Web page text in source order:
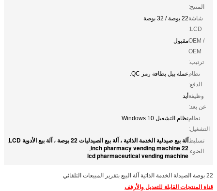
المنتج:
شاشة
LCD:
22 بوصة / 32 بوصة
OEM /
OEM
ترتيب:
مقبول
نظام
الدفع:
عملة بيل بطاقة رمز QC.
وظيفة
عن بعد:
أيد
نظام
التشغيل:
نظام التشغيل Windows 10
تسليط
الضوء:
آلة بيع صيدلية الخدمة الذاتية ، آلة بيع الصيدليات 22 بوصة ، آلة بيع الأدوية LCD ,
22 inch pharmacy vending machine
,
lcd pharmaceutical vending machine
22 بوصة الصيدلة الخدمة الذاتية آلة البيع بتقرير المبيعات التلقائي
قناة المنتجات القابلة للتعديل والأرفف